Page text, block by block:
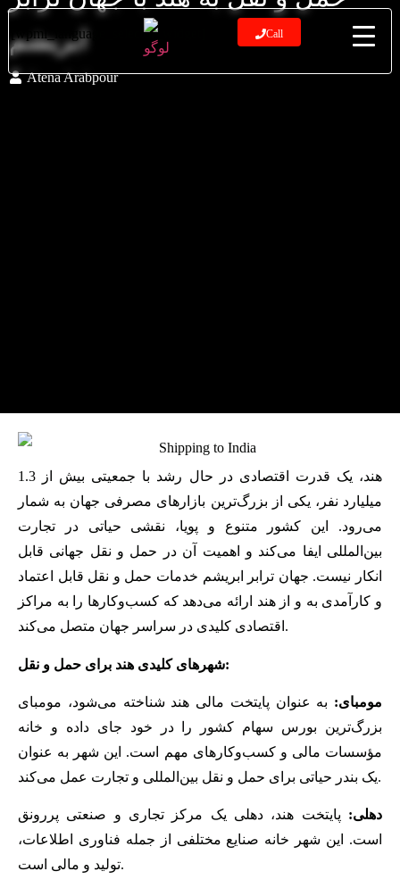
[wpml_language_selector_widget] Call
ابریشم
Atena Arabpour
هند، یک قدرت اقتصادی در حال رشد با جمعیتی بیش از 1.3
میلیارد نفر، یکی از بزرگ‌ترین بازارهای مصرفی جهان به شمار
می‌رود. این کشور متنوع و پویا، نقشی حیاتی در تجارت
بین‌المللی ایفا می‌کند و اهمیت آن در حمل و نقل جهانی قابل
انکار نیست. جهان ترابر ابریشم خدمات حمل و نقل قابل اعتماد
و کارآمدی به و از هند ارائه می‌دهد که کسب‌وکارها را به مراکز
اقتصادی کلیدی در سراسر جهان متصل می‌کند.
شهرهای کلیدی هند برای حمل و نقل:
مومبای: به عنوان پایتخت مالی هند شناخته می‌شود، مومبای
بزرگ‌ترین بورس سهام کشور را در خود جای داده و خانه
مؤسسات مالی و کسب‌وکارهای مهم است. این شهر به عنوان
یک بندر حیاتی برای حمل و نقل بین‌المللی و تجارت عمل می‌کند.
دهلی: پایتخت هند، دهلی یک مرکز تجاری و صنعتی پررونق
است. این شهر خانه صنایع مختلفی از جمله فناوری اطلاعات،
تولید و مالی است.